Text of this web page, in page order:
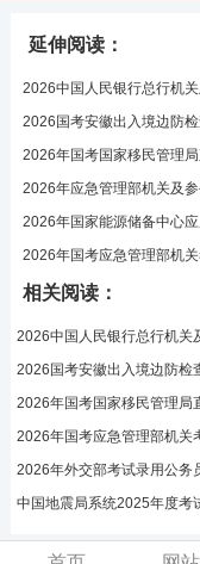
延伸阅读：
2026中国人民银行总行机
公告
2026国考安徽出入境边防
2026年国考国家移民管理
告
2026年应急管理部机关及
2026年国家能源储备中心
2026年国考应急管理部机
相关阅读：
2026中国人民银行总行机关
2026国考安徽出入境边防检
2026年国考国家移民管理局
2026年国考应急管理部机关
2026年外交部考试录用公务
中国地震局系统2025年度考